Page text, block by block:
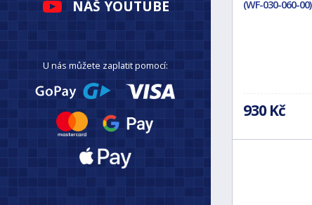
(WF-030-060-00)
930 Kč
NÁŠ YOUTUBE
U nás můžete zaplatit pomocí: